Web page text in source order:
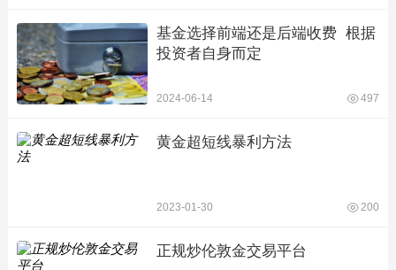
基金选择前端还是后端收费  根据
投资者自身而定
2024-06-14 497
黄金超短线暴利方法
2023-01-30 200
正规炒伦敦金交易平台